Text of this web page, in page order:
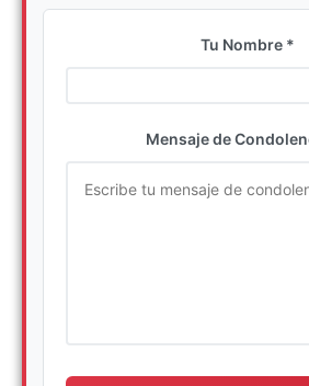
Tu Nombre *
Mensaje de